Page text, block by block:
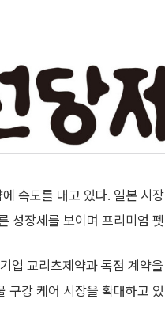
속도를 내고 있다. 일본 시
성장세를 보이며 프리미엄
업 교리츠제약과 독점 계약
구강 케어 시장을 확대하고